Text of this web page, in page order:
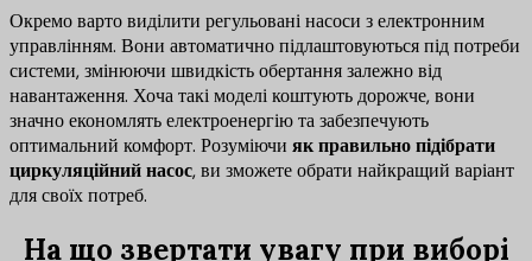
Окремо варто виділити регульовані насоси з електронним
управлінням. Вони автоматично підлаштовуються під потреби
системи, змінюючи швидкість обертання залежно від
навантаження. Хоча такі моделі коштують дорожче, вони
значно економлять електроенергію та забезпечують
оптимальний комфорт. Розуміючи як правильно підібрати
циркуляційний насос, ви зможете обрати найкращий варіант
для своїх потреб.
На що звертати увагу при виборі